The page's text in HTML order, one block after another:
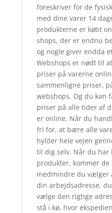
foreskriver for de
med dine varer 14
produkterne er købt
shops, der er endnu
og nogle giver endda
Webshops er nødt til
priser på varerne
sammenligne priser,
webshops. Og du kan
priser på alle tider af
er online. Når du
fri for, at bære alle
hylder hele vejen
til dig selv. Når du har
produkter, kommer
medmindre du vælger
din arbejdsadresse,
vælge den rigtige
stå i kø, hvor